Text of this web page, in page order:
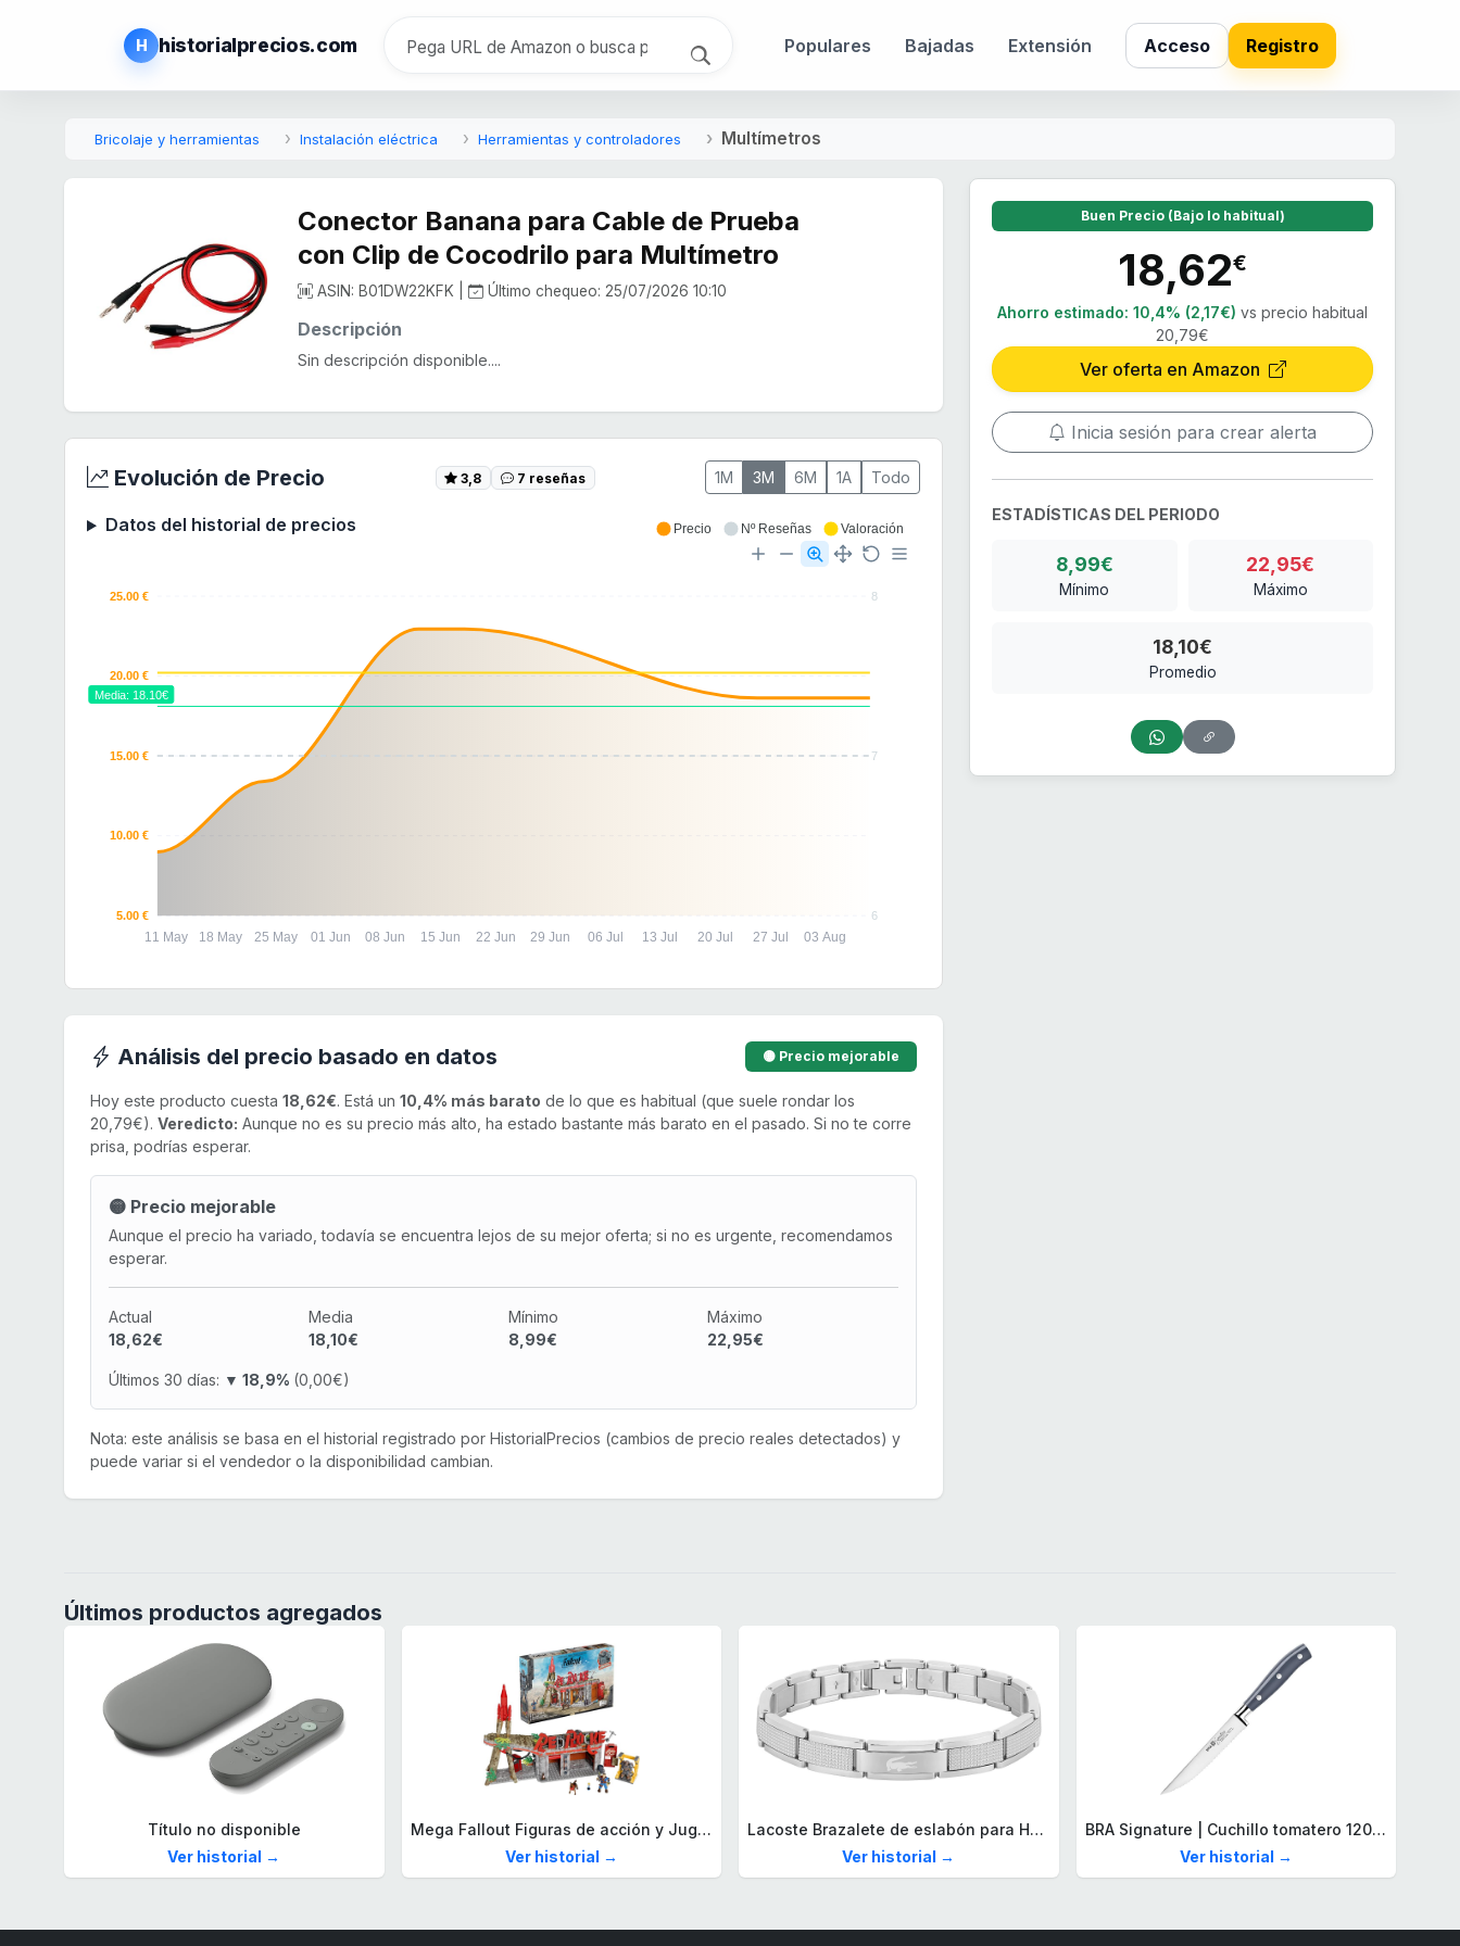
H historialprecios.com Populares Bajadas Extensión Acceso Registro
Bricolaje y herramientas Instalación eléctrica Herramientas y controladores Multímetros
Conector Banana para Cable de Prueba
con Clip de Cocodrilo para Multímetro
ASIN: B01DW22KFK | Último chequeo: 25/07/2026 10:10
Descripción
Sin descripción disponible....
Evolución de Precio 3,8 7 reseñas 1M 3M 6M 1A Todo
Datos del historial de precios
8
7
6
25.00 €
20.00 €
15.00 €
10.00 €
5.00 €
11 May 18 May 25 May 01 Jun 08 Jun 15 Jun 22 Jun 29 Jun 06 Jul 13 Jul 20 Jul 27 Jul 03 Aug
Media: 18.10€
Precio Nº Reseñas Valoración
Análisis del precio basado en datos 🟡 Precio mejorable
Hoy este producto cuesta 18,62€. Está un 10,4% más barato de lo que es habitual (que suele rondar los
20,79€). Veredicto: Aunque no es su precio más alto, ha estado bastante más barato en el pasado. Si no te corre
prisa, podrías esperar.
🟡 Precio mejorable
Aunque el precio ha variado, todavía se encuentra lejos de su mejor oferta; si no es urgente, recomendamos
esperar.
Actual
18,62€
Media
18,10€
Mínimo
8,99€
Máximo
22,95€
Últimos 30 días: ▼ 18,9% (0,00€)
Nota: este análisis se basa en el historial registrado por HistorialPrecios (cambios de precio reales detectados) y
puede variar si el vendedor o la disponibilidad cambian.
Buen Precio (Bajo lo habitual)
18,62€
Ahorro estimado: 10,4% (2,17€)vs precio habitual
20,79€
Ver oferta en Amazon
Inicia sesión para crear alerta
ESTADÍSTICAS DEL PERIODO
8,99€
Mínimo
22,95€
Máximo
18,10€
Promedio
Últimos productos agregados
Título no disponible
Ver historial →
Mega Fallout Figuras de acción y Juguetes de construcción, Parada de Camiones Red Rocket con 824 Piezas, 2 Personajes articulados y Accesorios, para coleccionistas, HXT00
Ver historial →
Lacoste Brazalete de eslabón para Hombre Colección STENCIL de Acero inoxidable
Ver historial →
BRA Signature | Cuchillo tomatero 120 mm, Acero Inoxidable alemán forjado con Molibdeno Vanadio, Mango Remachado ABS, Diseño Ergonómico, Hoja 1,6 mm espesor
Ver historial →